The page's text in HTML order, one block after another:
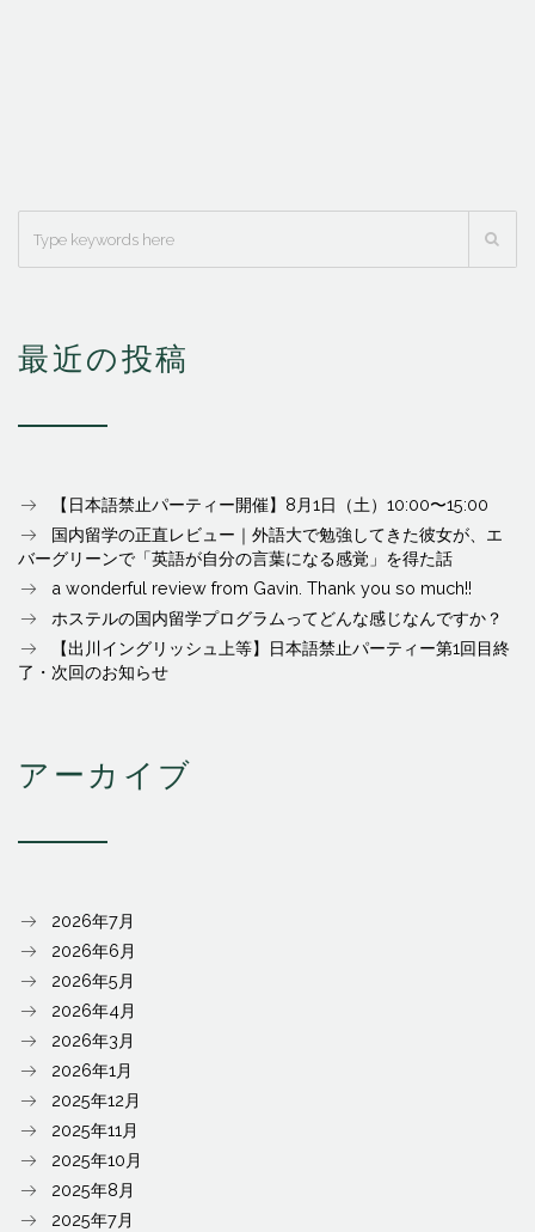
最近の投稿
【日本語禁止パーティー開催】8月1日（土）10:00〜15:00
国内留学の正直レビュー｜外語大で勉強してきた彼女が、エ
バーグリーンで「英語が自分の言葉になる感覚」を得た話
a wonderful review from Gavin. Thank you so much!!
ホステルの国内留学プログラムってどんな感じなんですか？
【出川イングリッシュ上等】日本語禁止パーティー第1回目終
了・次回のお知らせ
アーカイブ
2026年7月
2026年6月
2026年5月
2026年4月
2026年3月
2026年1月
2025年12月
2025年11月
2025年10月
2025年8月
2025年7月